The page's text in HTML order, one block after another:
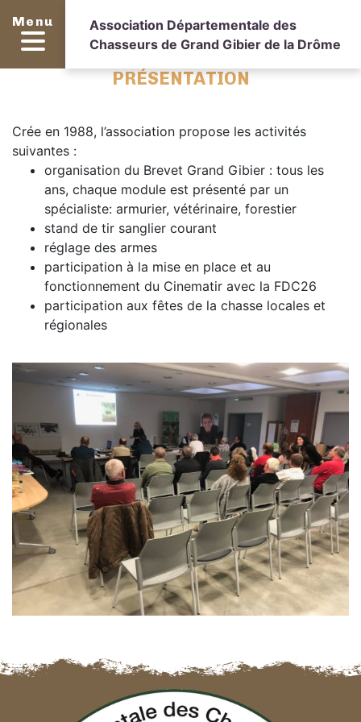
Menu
Association Départementale des
Chasseurs de Grand Gibier de la Drôme
PRÉSENTATION
Crée en 1988, l’association propose les activités
suivantes :
organisation du Brevet Grand Gibier : tous les
ans, chaque module est présenté par un
spécialiste: armurier, vétérinaire, forestier
stand de tir sanglier courant
réglage des armes
participation à la mise en place et au
fonctionnement du Cinematir avec la FDC26
participation aux fêtes de la chasse locales et
régionales